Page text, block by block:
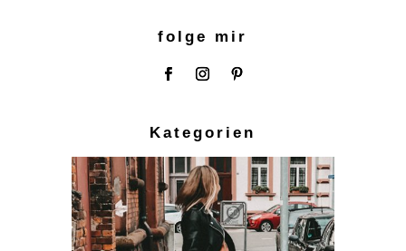
folge mir
Kategorien